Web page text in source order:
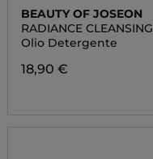
BEAUTY OF JOSEON
RADIANCE CLEANSING
BALM
Olio Detergente
18,90 €